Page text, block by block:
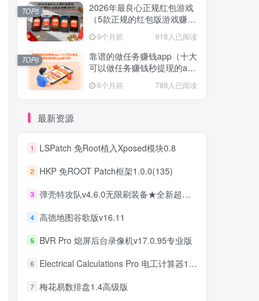
2026年最良心正规红包游戏
（5款正规的红包版游戏赚钱
9个月前 918人已阅读
TOP5
靠谱的做任务赚钱app（十大
可以做任务赚钱秒提现的app
6个月前 789人已阅读
TOP6
最新资源
1 LSPatch 免Root植入Xposed模块0.8
2 HKP 免ROOT Patch框架1.0.0(135)
3 弹壳特攻队v4.6.0无限刷装备★全新超爽动作射击割草游戏
4 高德地图谷歌版v16.11
5 BVR Pro 熄屏后台录像机v17.0.95专业版
6 Electrical Calculations Pro 电工计算器11.0.5专业版
7 梅花易数排盘1.4高级版